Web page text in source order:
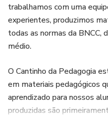
trabalhamos com uma
experientes, produzimos
todas as normas da BNCC,
médio.
O Cantinho da Pedagogia
em materiais pedagógicos
aprendizado para nossos
produzidas são